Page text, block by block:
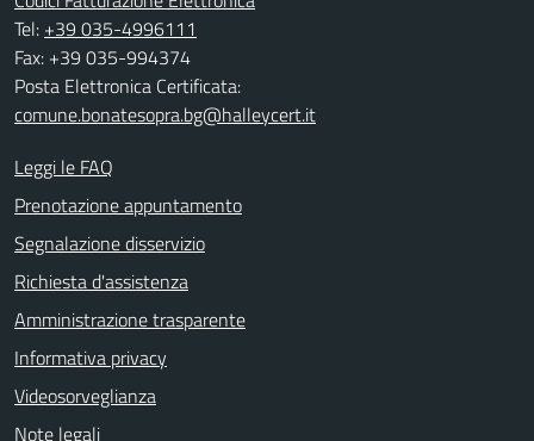
Tel: +39 035-4996111
Fax: +39 035-994374
Posta Elettronica Certificata:
comune.bonatesopra.bg@halleycert.it
Leggi le FAQ
Prenotazione appuntamento
Segnalazione disservizio
Richiesta d'assistenza
Amministrazione trasparente
Informativa privacy
Videosorveglianza
Note legali